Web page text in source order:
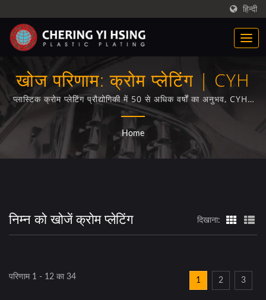
हिन्दी
खोज परिणाम: क्रोम प्लेटिंग | CYH
प्लास्टिक क्रोम प्लेटिंग प्रौद्योगिकी में 50 से अधिक वर्षों का अनुभव, CYH।
विभिन्न ऑटो पार्ट्स (ट्रक कवर, ट्रक सेंटर कप्स, ट्रक व्हील सिम्युलेटर्स,
ट्रक ग्रिल्स) के लिए उज्ज्वल, सैटिन, त्रिवेंट, <br /> प्लास्टिक क्रोम
प्लेटिंग सहित पेशेवर प्लास्टिक क्रोम प्लेटिंग सेवाएं।
Home
निम्न को खोजें क्रोम प्लेटिंग दिखाना:
परिणाम 1 - 12 का 34 1 2 3